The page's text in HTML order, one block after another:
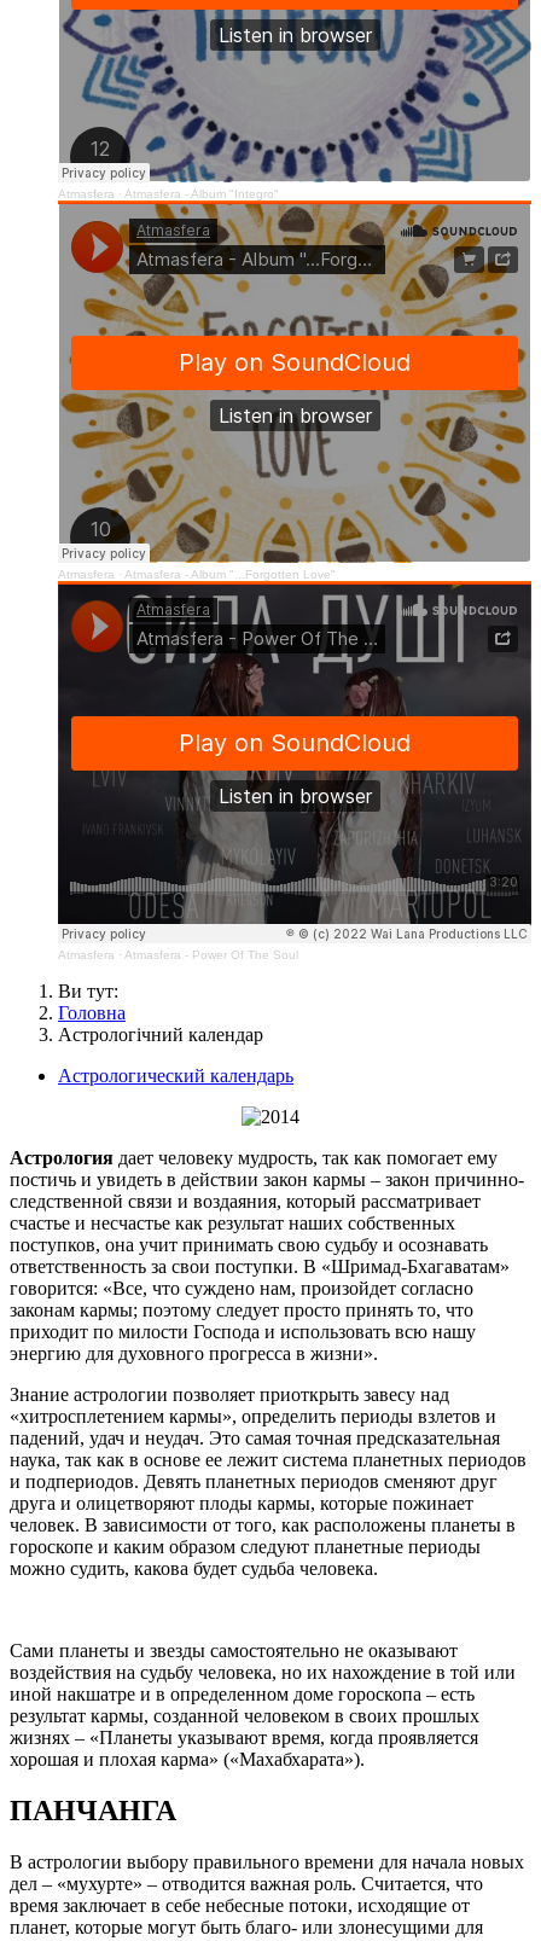
Atmasfera · Atmasfera - Album "Integro"
Atmasfera · Atmasfera - Album "...Forgotten Love"
Atmasfera · Atmasfera - Power Of The Soul
Ви тут:
Головна
Астрологічний календар
Астрологический календарь
Астрология дает человеку мудрость, так как помогает ему
постичь и увидеть в действии закон кармы – закон причинно-
следственной связи и воздаяния, который рассматривает
счастье и несчастье как результат наших собственных
поступков, она учит принимать свою судьбу и осознавать
ответственность за свои поступки. В «Шримад-Бхагаватам»
говорится: «Все, что суждено нам, произойдет согласно
законам кармы; поэтому следует просто принять то, что
приходит по милости Господа и использовать всю нашу
энергию для духовного прогресса в жизни».
Знание астрологии позволяет приоткрыть завесу над
«хитросплетением кармы», определить периоды взлетов и
падений, удач и неудач. Это самая точная предсказательная
наука, так как в основе ее лежит система планетных периодов
и подпериодов. Девять планетных периодов сменяют друг
друга и олицетворяют плоды кармы, которые пожинает
человек. В зависимости от того, как расположены планеты в
гороскопе и каким образом следуют планетные периоды
можно судить, какова будет судьба человека.
Сами планеты и звезды самостоятельно не оказывают
воздействия на судьбу человека, но их нахождение в той или
иной накшатре и в определенном доме гороскопа – есть
результат кармы, созданной человеком в своих прошлых
жизнях – «Планеты указывают время, когда проявляется
хорошая и плохая карма» («Махабхарата»).
ПАНЧАНГА
В астрологии выбору правильного времени для начала новых
дел – «мухурте» – отводится важная роль. Считается, что
время заключает в себе небесные потоки, исходящие от
планет, которые могут быть благо- или злонесущими для